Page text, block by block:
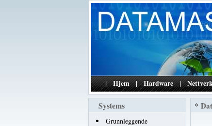
| Hjem | Hardware |
Systems
Grunnleggende
*